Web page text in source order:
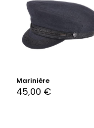
Marinière
45,00 €